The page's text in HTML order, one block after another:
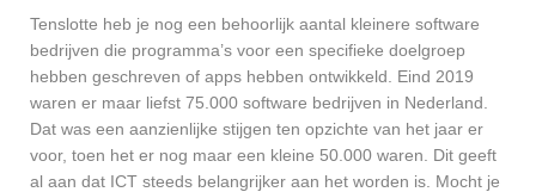
Tenslotte heb je nog een behoorlijk aantal kleinere software
bedrijven die programma’s voor een specifieke doelgroep
hebben geschreven of apps hebben ontwikkeld. Eind 2019
waren er maar liefst 75.000 software bedrijven in Nederland.
Dat was een aanzienlijke stijgen ten opzichte van het jaar er
voor, toen het er nog maar een kleine 50.000 waren. Dit geeft
al aan dat ICT steeds belangrijker aan het worden is. Mocht je